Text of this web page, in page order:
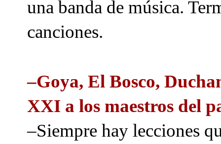
una banda de música.
canciones.
–Goya, El Bosco,
XXI a los maestros del
–Siempre hay lecciones